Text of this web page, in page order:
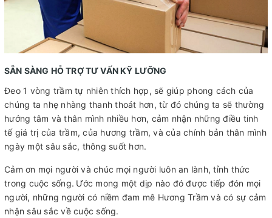
SẴN SÀNG HỖ TRỢ TƯ VẤN KỸ LƯỠNG
Đeo 1 vòng trầm tự nhiên thích hợp, sẽ giúp phong cách của
chúng ta nhẹ nhàng thanh thoát hơn, từ đó chúng ta sẽ thường
hướng tâm và thân mình nhiều hơn, cảm nhận những điều tinh
tế giá trị của trầm, của hương trầm, và của chính bản thân mình
ngày một sâu sắc, thông suốt hơn.
Cảm ơn mọi người và chúc mọi người luôn an lành, tỉnh thức
trong cuộc sống. Ước mong một dịp nào đó được tiếp đón mọi
người, những người có niềm đam mê Hương Trầm và có sự cảm
nhận sâu sắc về cuộc sống.